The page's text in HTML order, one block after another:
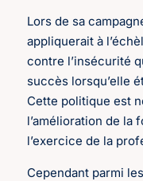
Lors de sa
appliquerait à
contre l’insécurité
succès lorsqu’elle
Cette politique est
l’amélioration de la
l’exercice de la
Cependant parmi